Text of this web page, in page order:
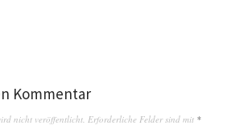
Kommentar
nicht veröffentlicht. Erforderliche Felder sind mit *